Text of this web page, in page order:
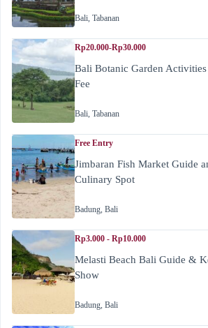
Bali, Tabanan
Rp20.000-Rp30.000
Bali Botanic Garden
Fee
Bali, Tabanan
Free Entry
Jimbaran Fish Market Guide
Culinary Spot
Badung, Bali
Rp3.000 - Rp10.000
Melasti Beach Bali Guide &
Show
Badung, Bali